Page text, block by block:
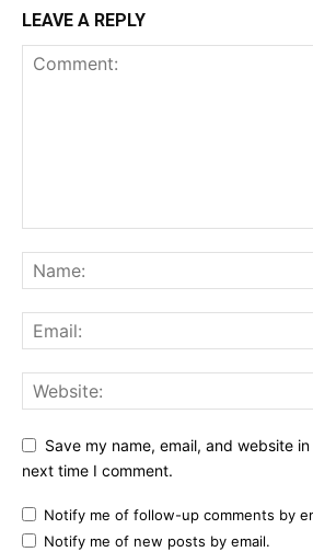
LEAVE A REPLY
Save my name, email, and website
next time I comment.
Notify me of follow-up comments by
Notify me of new posts by email.